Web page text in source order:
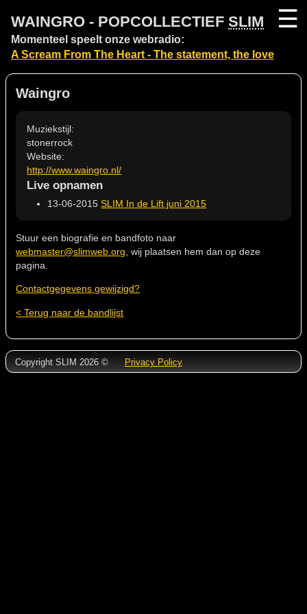
WAINGRO - POPCOLLECTIEF SLIM
Momenteel speelt onze webradio:
A Scream From The Heart - The statement, the love
☰
Waingro
Muziekstijl:
stonerrock
Website:
http://www.waingro.nl/
Live opnamen
13-06-2015SLIM In de Lift juni 2015
Stuur een biografie en bandfoto naar
webmaster@slimweb.org , wij plaatsen hem dan op deze
pagina.
Contactgegevens gewijzigd?
< Terug naar de bandlijst
Copyright SLIM 2026 © Privacy Policy